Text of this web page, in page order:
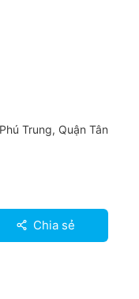
Trung, Quận Tân
Chia sẻ